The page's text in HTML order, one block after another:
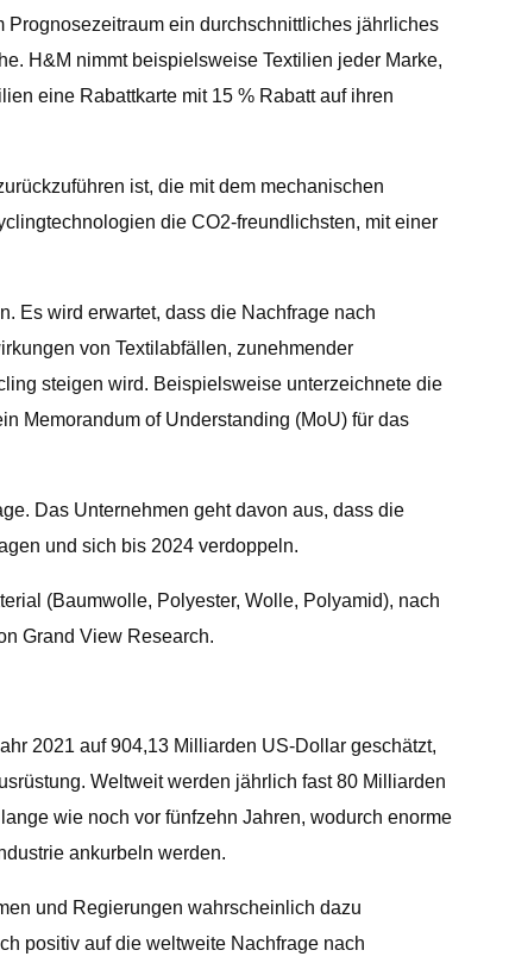
ein durchschnittliches jährliches
H&M nimmt beispielsweise Textilien jeder Marke,
eine Rabattkarte mit 15 % Rabatt auf ihren
ist, die mit dem mechanischen
die CO2-freundlichsten, mit einer
Es wird erwartet, dass die Nachfrage nach
von Textilabfällen, zunehmender
steigen wird. Beispielsweise unterzeichnete die
Memorandum of Understanding (MoU) für das
Das Unternehmen geht davon aus, dass die
und sich bis 2024 verdoppeln.
(Baumwolle, Polyester, Wolle, Polyamid), nach
Grand View Research.
2021 auf 904,13 Milliarden US-Dollar geschätzt,
Weltweit werden jährlich fast 80 Milliarden
wie noch vor fünfzehn Jahren, wodurch enorme
ankurbeln werden.
und Regierungen wahrscheinlich dazu
positiv auf die weltweite Nachfrage nach